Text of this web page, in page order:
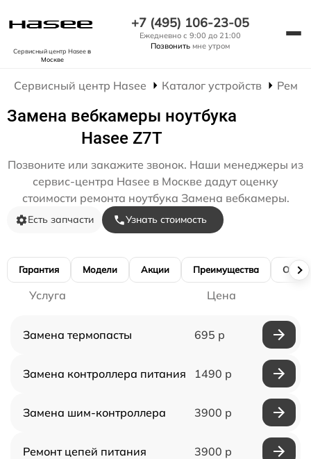
Сервисный центр Haseeв
Москве
+7 (495) 106-23-05
Ежедневно с 9:00 до 21:00
Позвонить мне утром
Сервисный центр Hasee Каталог устройств
Замена вебкамеры ноутбука
Hasee Z7T
Позвоните или закажите звонок. Наши менеджеры из
сервис-центра Hasee в Москве дадут оценку
стоимости ремонта ноутбука Замена вебкамеры.
Есть запчасти Узнать стоимость
Гарантия Модели Акции Преимущества
Услуга Цена
Замена термопасты 695 р
Замена контроллера питания 1490 р
Замена шим-контроллера 3900 р
Ремонт цепей питания 3900 р